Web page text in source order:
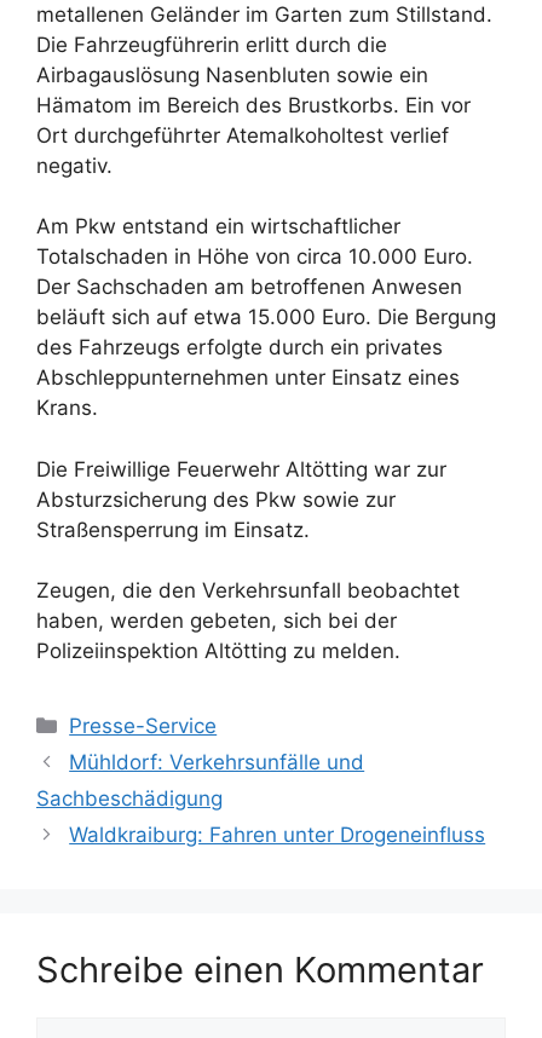
metallenen Geländer im Garten zum Stillstand.
Die Fahrzeugführerin erlitt durch die
Airbagauslösung Nasenbluten sowie ein
Hämatom im Bereich des Brustkorbs. Ein vor
Ort durchgeführter Atemalkoholtest verlief
negativ.
Am Pkw entstand ein wirtschaftlicher
Totalschaden in Höhe von circa 10.000 Euro.
Der Sachschaden am betroffenen Anwesen
beläuft sich auf etwa 15.000 Euro. Die Bergung
des Fahrzeugs erfolgte durch ein privates
Abschleppunternehmen unter Einsatz eines
Krans.
Die Freiwillige Feuerwehr Altötting war zur
Absturzsicherung des Pkw sowie zur
Straßensperrung im Einsatz.
Zeugen, die den Verkehrsunfall beobachtet
haben, werden gebeten, sich bei der
Polizeiinspektion Altötting zu melden.
Kategorien
Presse-Service
Mühldorf: Verkehrsunfälle und
Sachbeschädigung
Waldkraiburg: Fahren unter Drogeneinfluss
Schreibe einen Kommentar